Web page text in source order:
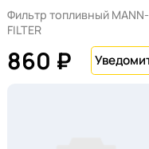
Фильтр топливный MANN-
FILTER
860 ₽